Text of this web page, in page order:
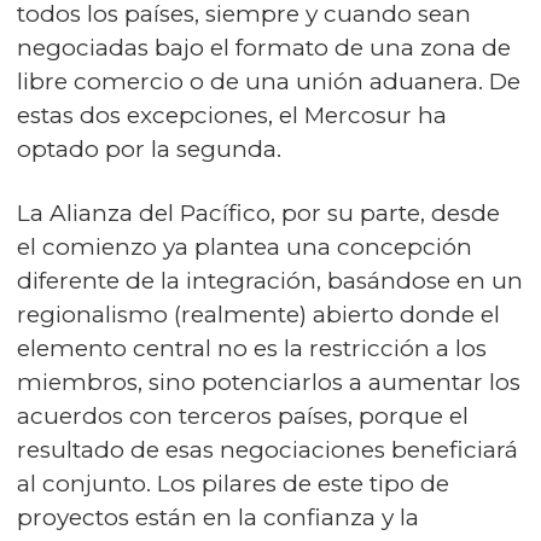
todos los países, siempre y cuando sean
negociadas bajo el formato de una zona de
libre comercio o de una unión aduanera. De
estas dos excepciones, el Mercosur ha
optado por la segunda.
La Alianza del Pacífico, por su parte, desde
el comienzo ya plantea una concepción
diferente de la integración, basándose en un
regionalismo (realmente) abierto donde el
elemento central no es la restricción a los
miembros, sino potenciarlos a aumentar los
acuerdos con terceros países, porque el
resultado de esas negociaciones beneficiará
al conjunto. Los pilares de este tipo de
proyectos están en la confianza y la